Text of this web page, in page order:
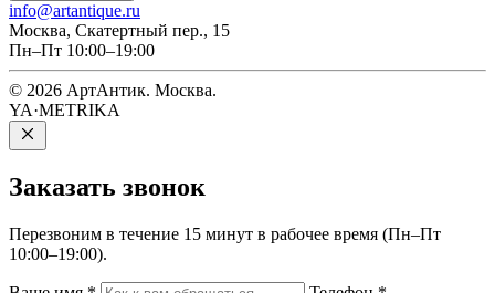
info@artantique.ru
Москва, Скатертный пер., 15
Пн–Пт 10:00–19:00
© 2026 АртАнтик. Москва.
YA·METRIKA
Заказать звонок
Перезвоним в течение 15 минут в рабочее время (Пн–Пт
10:00–19:00).